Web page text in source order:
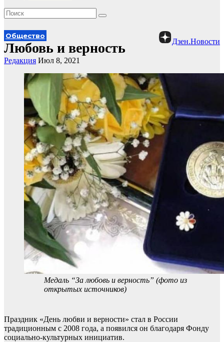
Дзен.Новости
Общество
Любовь и верность
Редакция Июл 8, 2021
Медаль “За любовь и верность” (фото из
открытых источников)
Праздник «День любви и верности» стал в России
традиционным с 2008 года, а появился он благодаря Фонду
социально-культурных инициатив.